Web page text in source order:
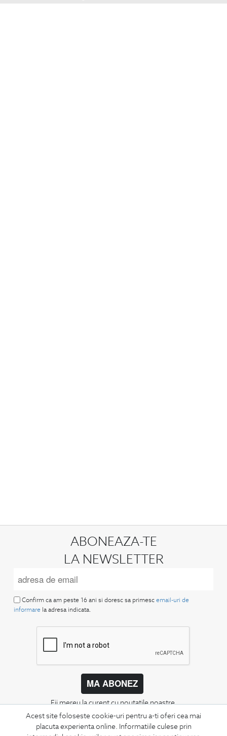
Acest site foloseste cookie-uri pentru a-ti oferi cea mai
placuta experienta online. Informatiile culese prin
ABONEAZA-TE
LA NEWSLETTER
Confirm ca am peste 16 ani si doresc sa primesc email-uri de
informare la adresa indicata.
MA ABONEZ
Fii mereu la curent cu noutatile noastre,
oferte speciale si trenduri in moda masculina.